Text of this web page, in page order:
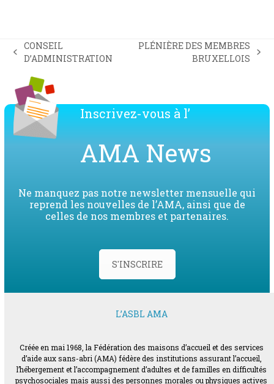
previous
CONSEIL
D’ADMINISTRATION
PLÉNIÈRE DES MEMBRES
BRUXELLOIS
Inscrivez-vous à l’
AMA News
Ne manquez pas notre newsletter mensuelle qui
reprend les nouvelles de l’AMA, ainsi que de
celles de nos membres et partenaires.
S'INSCRIRE
L’ASBL AMA
Créée en mai 1968, la Fédération des maisons d’accueil et des services
d’aide aux sans-abri (AMA) fédère des institutions assurant l’accueil,
l’hébergement et l’accompagnement d’adultes et de familles en difficultés
psychosociales mais aussi des personnes morales ou physiques actives